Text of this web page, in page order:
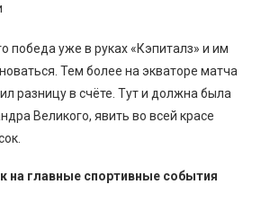
победа уже в руках «Кэпиталз» и им
Тем более на экваторе матча
разницу в счёте. Тут и должна была
Великого, явить во всей красе
на главные спортивные события